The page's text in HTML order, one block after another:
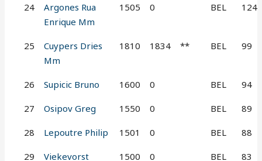
24
Argones Rua
Enrique Mm
1505 0 BEL 124
25
Cuypers Dries
Mm
1810 1834 ** BEL 99
26 Supicic Bruno 1600 0 BEL 94
27 Osipov Greg 1550 0 BEL 89
28 Lepoutre Philip 1501 0 BEL 88
29
Viekevorst
1500 0 BEL 83